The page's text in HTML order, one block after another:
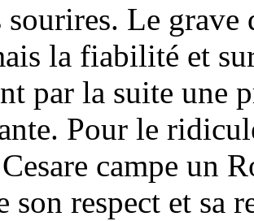
sourires. Le
la fiabilité et
par la suite une
Pour le
campe un
son respect et sa